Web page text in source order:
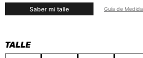
Guía de
Saber mi talle